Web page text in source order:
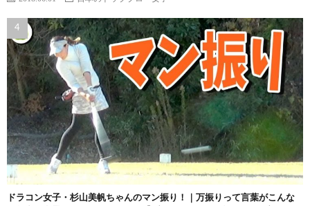
ドラコン女子・杉山美帆ちゃんのマン振り！｜万振りって言葉がこんな